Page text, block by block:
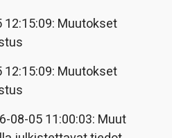
12:15:09: Muutokset
12:15:09: Muutokset
08-05 11:00:03: Muut